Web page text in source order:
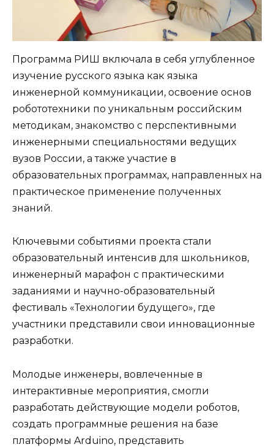
Программа РИШ включала в себя углубленное
изучение русского языка как языка
инженерной коммуникации, освоение основ
робототехники по уникальным российским
методикам, знакомство с перспективными
инженерными специальностями ведущих
вузов России, а также участие в
образовательных программах, направленных на
практическое применение полученных
знаний.
Ключевыми событиями проекта стали
образовательный интенсив для школьников,
инженерный марафон с практическими
заданиями и научно-образовательный
фестиваль «Технологии будущего», где
участники представили свои инновационные
разработки.
Молодые инженеры, вовлеченные в
интерактивные мероприятия, смогли
разработать действующие модели роботов,
создать программные решения на базе
платформы Arduino, представить